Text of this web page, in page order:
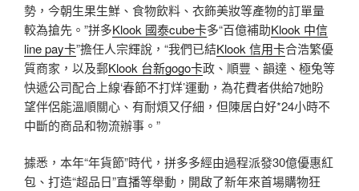
勢，今朝生果生鮮、食物飲料、衣飾美妝等產物的訂單量
較為搶先。”拼多Klook 國泰cube卡多“百億補助Klook 中信
line pay卡”擔任人宗輝說，“我們已結Klook 信用卡合浩繁優
質商家，以及郵Klook 台新gogo卡政、順豐、韻達、極兔等
快遞公司配合上線‘春節不打烊’運動，為花費者供給7她盼
望伴侶能溫順關心、有耐煩又仔細，但陳居白好*24小時不
中斷的商品和物流辦事。”
據悉，本年“年貨節”時代，拼多多經由過程派發30億優惠紅
包、打造“超品日”直播等舉動，開啟了新年來首場購物狂